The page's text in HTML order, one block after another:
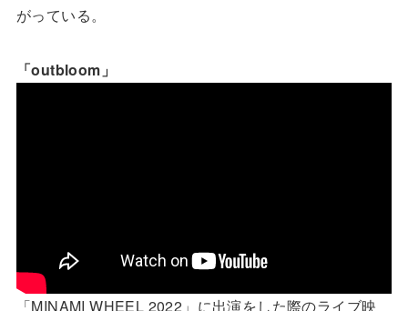
がっている。
「outbloom」
「MINAMI WHEEL 2022」に出演をした際のライブ映